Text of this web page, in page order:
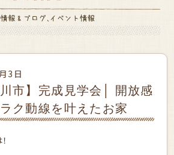
3日
川市】完成見学会│ 開放感
ク動線を叶えたお家